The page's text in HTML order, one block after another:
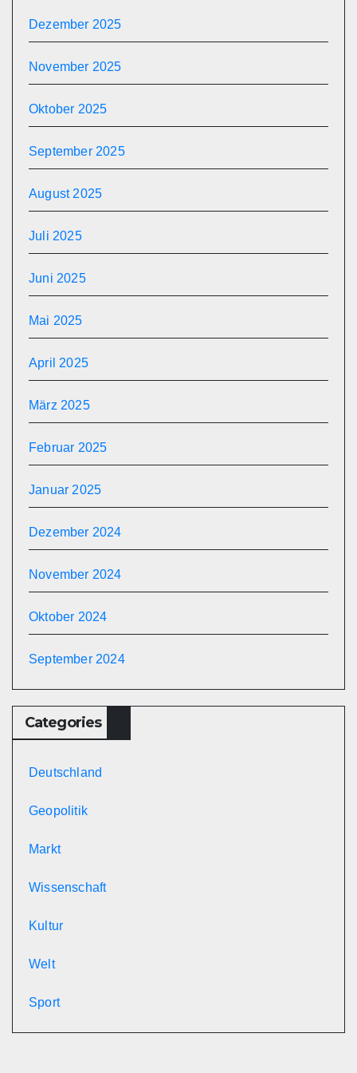
Dezember 2025
November 2025
Oktober 2025
September 2025
August 2025
Juli 2025
Juni 2025
Mai 2025
April 2025
März 2025
Februar 2025
Januar 2025
Dezember 2024
November 2024
Oktober 2024
September 2024
Categories
Deutschland
Geopolitik
Markt
Wissenschaft
Kultur
Welt
Sport